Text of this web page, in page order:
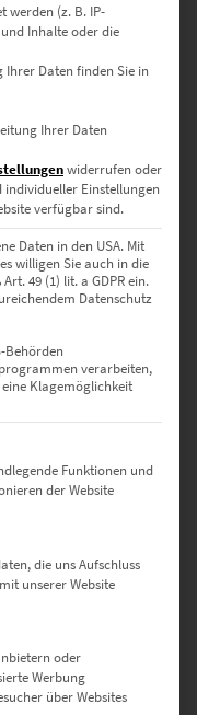
Past
und trotzdem fesselt
nur Fine Art –
im 20. Jahrhundert
leicht
betrachtest.
werden (z. B. IP-
Inhalte oder die
Daten finden Sie in
Ihrer Daten
widerrufen oder
individueller Einstellungen
verfügbar sind.
Daten in den USA. Mit
willigen Sie auch in die
49 (1) lit. a GDPR ein.
Datenschutz
Behörden
verarbeiten,
Klagemöglichkeit
für die eine Einwilligung
Funktionen und
der Website
die uns Aufschluss
unserer Website
oder
Werbung
über Websites